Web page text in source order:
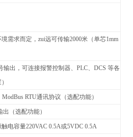
需求而定，zui远可传输2000米（单芯1mm
输出，可连接报警控制器、PLC、DCS 等各
ModBus RTU通讯协议（选配功能）
出（选配功能）
电容量220VAC 0.5A或5VDC 0.5A